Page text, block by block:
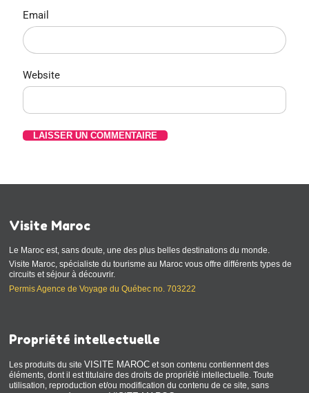
Email
Website
Visite Maroc
Le Maroc est, sans doute, une des plus belles destinations du monde.
Visite Maroc, spécialiste du tourisme au Maroc vous offre différents types de
circuits et séjour à découvrir.
Permis Agence de Voyage du Québec no. 703222
Propriété intellectuelle
Les produits du siteVISITE MAROC et son contenu contiennent des
éléments, dont il est titulaire des droits de propriété intellectuelle. Toute
utilisation, reproduction et/ou modification du contenu de ce site, sans